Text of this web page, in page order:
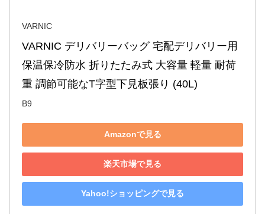
VARNIC
VARNIC デリバリーバッグ 宅配デリバリー用
保温保冷防水 折りたたみ式 大容量 軽量 耐荷
重 調節可能なT字型下見板張り (40L)
B9
Amazonで見る
楽天市場で見る
Yahoo!ショッピングで見る